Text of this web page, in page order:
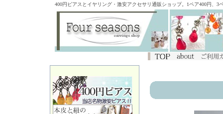
400円ピアスとイヤリング・激安アクセサリ通販ショップ。1ペア400円、